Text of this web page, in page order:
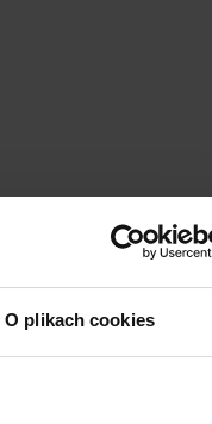
O plikach cookies